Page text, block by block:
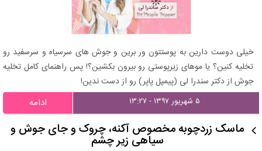
خیلی دوست دارین به پوستتون ور برین و جوش های سرسیاه و سرسفید رو
تخلیه کنین؟ یا موهای زیرپوستی رو بیرون بکشین؟! پس راهنمای کامل تخلیه
جوش از دکتر سندرا لی (پیمپل پاپر) رو از دست ندین!
۵ شهریور ۱۳۹۷ - ۱۳:۲۷ ادامه
ماسک زردچوبه مخصوص آکنه، چروک و جای جوش و
سیاهی زیر چشم